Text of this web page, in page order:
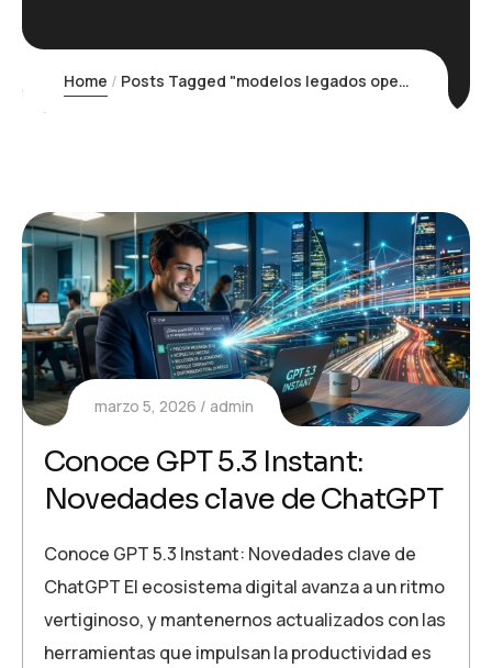
Home Posts Tagged "modelos legados openai"
marzo 5, 2026 admin
Conoce GPT 5.3 Instant:
Novedades clave de ChatGPT
Conoce GPT 5.3 Instant: Novedades clave de
ChatGPT El ecosistema digital avanza a un ritmo
vertiginoso, y mantenernos actualizados con las
herramientas que impulsan la productividad es